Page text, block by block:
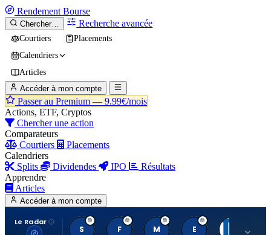
Rendement Bourse
Chercher… Recherche avancée
Courtiers
Placements
Calendriers
Articles
Accéder à mon compte
Passer au Premium — 9.99€/mois
Actions, ETF, Cryptos
Chercher une action
Comparateurs
Courtiers
Placements
Calendriers
Splits
Dividendes IPO
Résultats
Apprendre
Articles
Accéder à mon compte
Le Radar
S F M E